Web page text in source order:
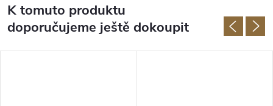
K tomuto produktu
doporučujeme ještě dokoupit